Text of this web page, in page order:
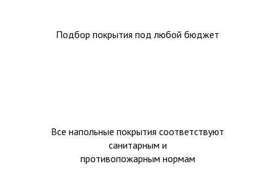
Подбор покрытия под любой бюджет
Все напольные покрытия соответствуют
санитарным и
противопожарным нормам